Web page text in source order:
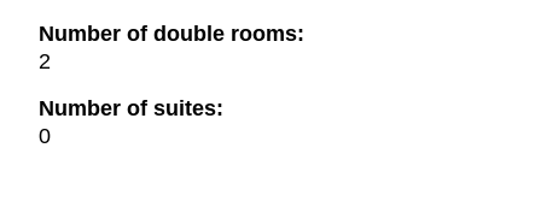
Number of double rooms:
2
Number of suites:
0